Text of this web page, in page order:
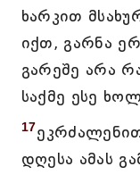
ხარკით
იქთ, გარნა
გარეშე არა
საქმე ესე
17
დღესა ამას